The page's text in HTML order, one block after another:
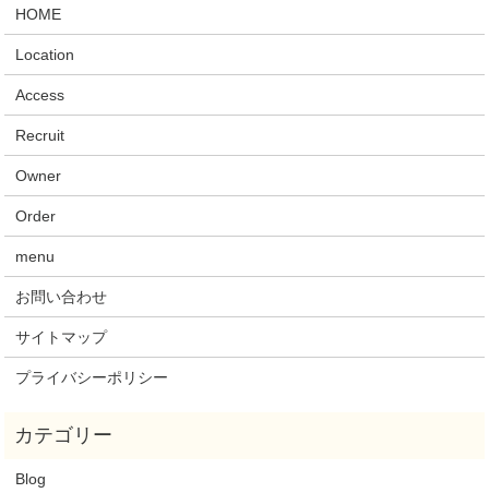
HOME
Location
Access
Recruit
Owner
Order
menu
お問い合わせ
サイトマップ
プライバシーポリシー
Blog